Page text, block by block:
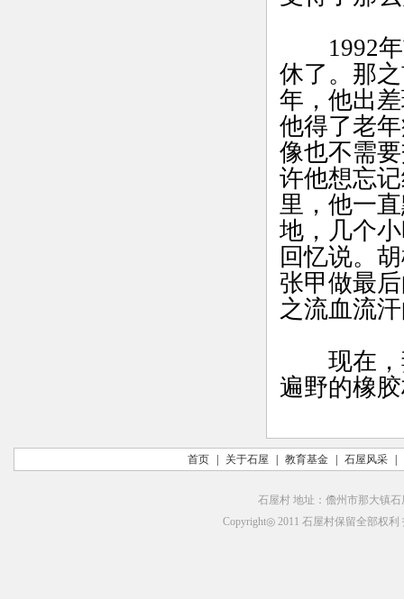
1992年
休了。那
年，他出
他得了老
像也不需
许他想忘
里，他一
地，几个
回忆说。
张甲做最
之流血流
现在，
遍野的橡
首页 关于石屋 教育基金 石屋风采
石屋村 地址：儋州市那大镇石
Copyright◎ 2011 石屋村保留全部权利